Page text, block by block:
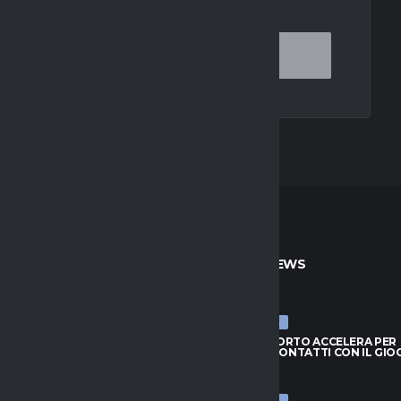
ULTIME NEWS
ULTIME NEWS
MILAN, IL PORTO ACCELERA PER
GIMENEZ: CONTATTI CON IL